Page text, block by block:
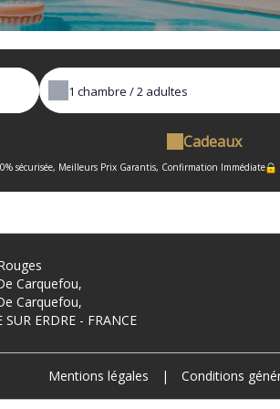
1 chambre /2 adultes
Cadeaux
sécurisée, Meilleurs Prix Garantis, Confirmation Immédiate
Carquefou,
Carquefou,
SUR ERDRE - FRANCE
Mentions légales | Conditions